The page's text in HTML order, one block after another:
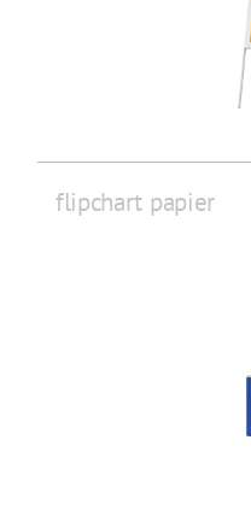
flipchart papier